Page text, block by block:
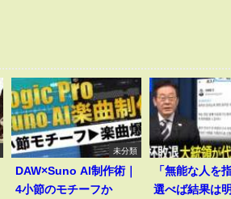
未分類
DAW×Suno AI制作術｜
4小節のモチーフか
「無能な人を
選べば結果は